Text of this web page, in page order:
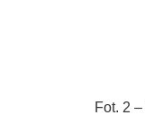
Fot. 2 –